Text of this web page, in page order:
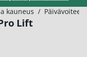
kauneus / Päivävoiteet
Lift